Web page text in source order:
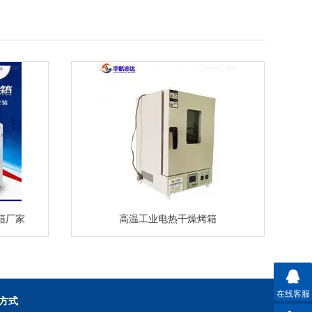
厂家 高温工业电热干燥烤箱
式
在线客服